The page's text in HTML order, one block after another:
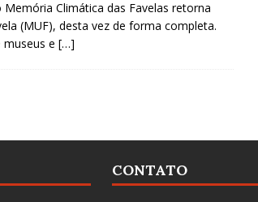
Memória Climática das Favelas retorna
(MUF), desta vez de forma completa.
e […]
CONTATO